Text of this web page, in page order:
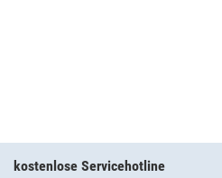
kostenlose Servicehotline